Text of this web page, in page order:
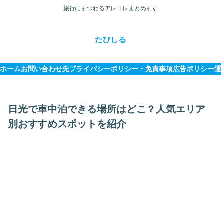
旅行にまつわるアレコレまとめます
たびしる
ホームお問い合わせ先プライバシーポリシー・免責事項広告ポリシー
日光で車中泊できる場所はどこ？人気エリア
別おすすめスポットを紹介